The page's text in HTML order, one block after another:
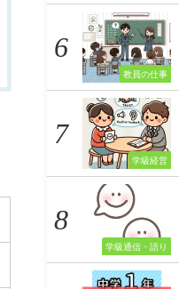
教員の仕事
学級経営
学級通信・語り